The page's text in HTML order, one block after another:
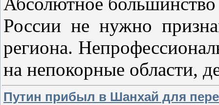
России не нужно
региона.
на непокорные области,
Путин прибыл в Шанхай для